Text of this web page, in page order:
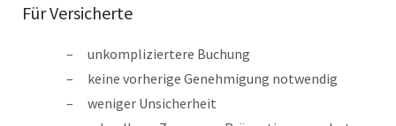
Für Versicherte
unkompliziertere Buchung
keine vorherige Genehmigung notwendig
weniger Unsicherheit